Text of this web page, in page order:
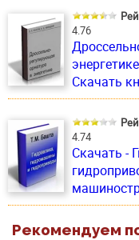
4.76
Скачать
4.74
Скачать -
Рекомендуем